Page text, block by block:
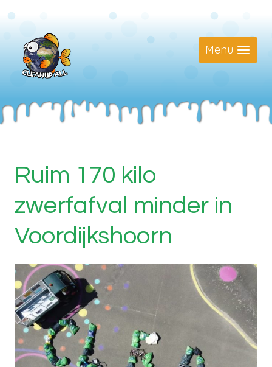
Doorgaan
naar
inhoud
Menu
Ruim 170 kilo
zwerfafval minder in
Voordijkshoorn